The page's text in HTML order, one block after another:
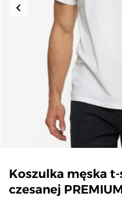
Poprzedni
keyboard_arrow_left
Koszulka męska
czesanej